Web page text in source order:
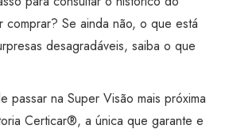
Se ainda não, o que está
desagradáveis, saiba o que
passar na Super Visão mais próxima
Certicar®, a única que garante e